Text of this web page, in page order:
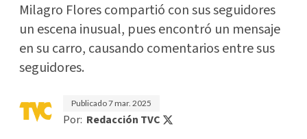
Milagro Flores compartió con sus seguidores
un escena inusual, pues encontró un mensaje
en su carro, causando comentarios entre sus
seguidores.
Publicado7 mar. 2025
Por: Redacción TVC